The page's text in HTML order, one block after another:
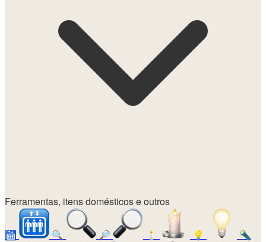
Ferramentas, itens domésticos e outros
🛗 🔍 🔎 🕯️ 💡 🔦